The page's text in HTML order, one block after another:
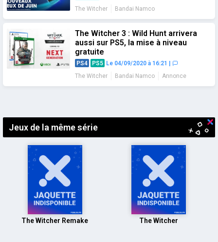
The Witcher
Bandai Namco
The Witcher 3 : Wild Hunt arrivera
aussi sur PS5, la mise à niveau
gratuite
PS4 PS5 Le 04/09/2020 à 16:21 |
The Witcher
Bandai Namco
Annonce
articles
Jeux de la même série
The Witcher Remake The Witcher